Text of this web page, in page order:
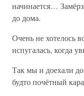
начинается…
до дома.
Очень не хотелось
испугалась, когда
Так мы и доехали
будто почётный